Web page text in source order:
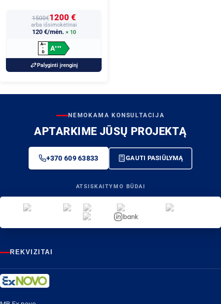
1500€1200 €
arba išsimokėtinai
120 €/mėn. × 10
A+++
↑
D
A+++
Palyginti įrenginį
NEMOKAMA KONSULTACIJA
APTARKIME JŪSŲ PROJEKTĄ
+370 609 63833 GAUTI PASIŪLYMĄ
ATSISKAITYMO BŪDAI
REKVIZITAI